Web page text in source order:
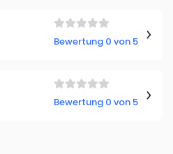
Bewertung 0 von 5
Bewertung 0 von 5